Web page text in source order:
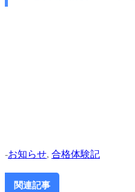
-お知らせ, 合格体験記
関連記事